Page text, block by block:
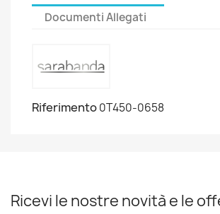
Documenti Allegati
Riferimento0T450-0658
Ricevi le nostre novità e le